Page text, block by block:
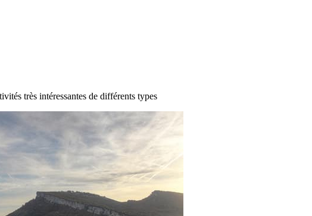
très intéressantes de différents types